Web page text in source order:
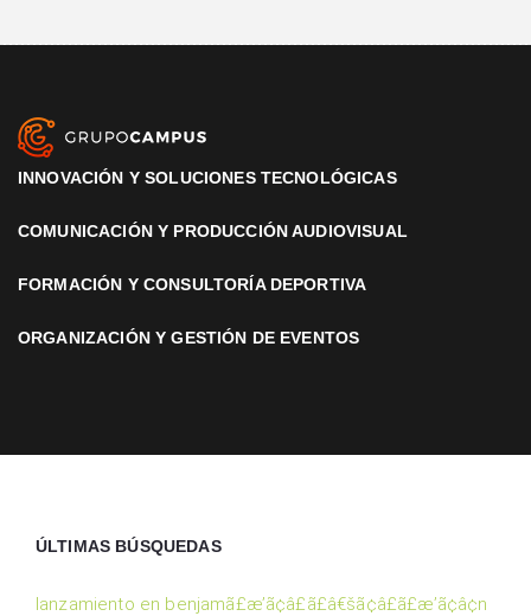
INNOVACIÓN Y SOLUCIONES TECNOLÓGICAS
COMUNICACIÓN Y PRODUCCIÓN AUDIOVISUAL
FORMACIÓN Y CONSULTORÍA DEPORTIVA
ORGANIZACIÓN Y GESTIÓN DE EVENTOS
ÚLTIMAS BÚSQUEDAS
lanzamiento en benjamã£æ’ã¢â£ã£â€šã¢â£ã£æ’ã¢â¢n